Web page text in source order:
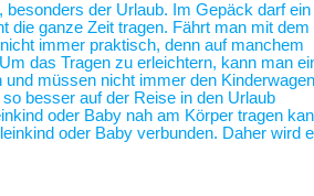
besonders der Urlaub. Im Gepäck darf ein
die ganze Zeit tragen. Fährt man mit dem
immer praktisch, denn auf manchem
das Tragen zu erleichtern, kann man
müssen nicht immer den Kinderwagen
besser auf der Reise in den Urlaub
oder Baby nah am Körper tragen
oder Baby verbunden. Daher wird